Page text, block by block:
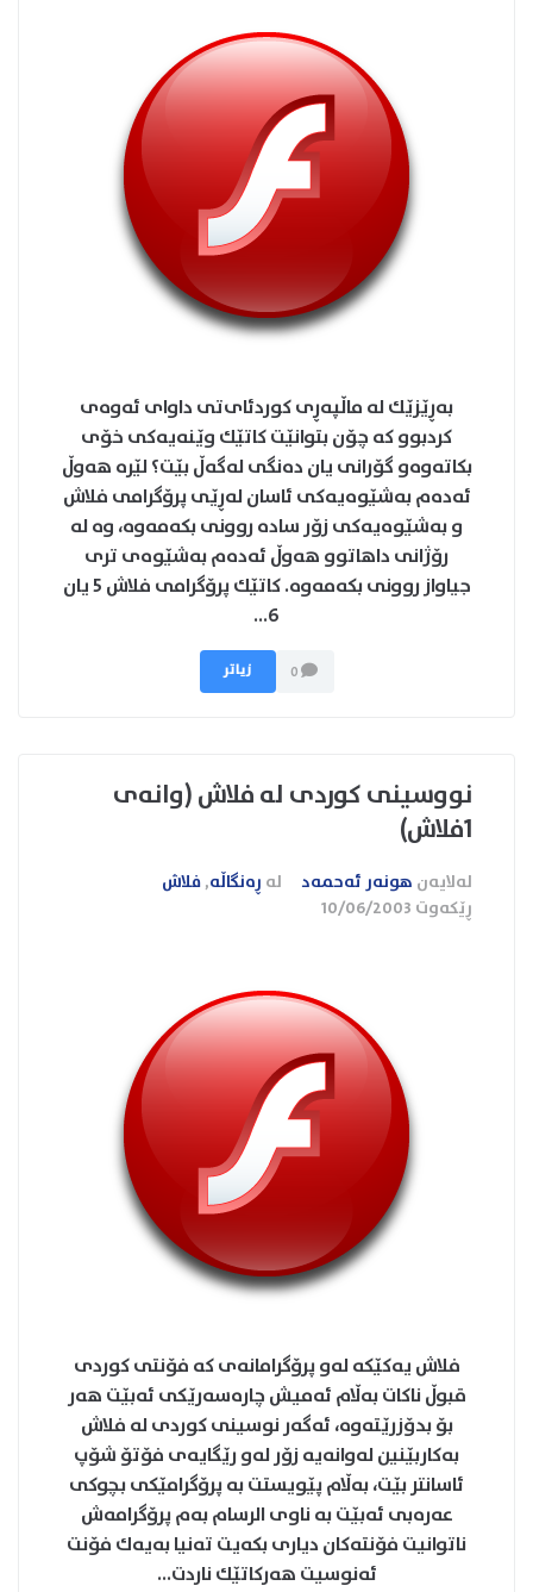
به‌ڕێزێك له ماڵپه‌ڕی كوردئای‌تی داوای ئه‌وه‌ی
كردبوو كه‌ چۆن بتوانێت كاتێك وێنه‌یه‌كی خۆی
بكاته‌وه‌و گۆرانی یان ده‌نگی له‌گه‌ڵ بێت؟ لێره‌ هه‌وڵ
ئه‌ده‌م به‌شێوه‌یه‌كی ئاسان له‌ڕێی پرۆگرامی فلاش
و به‌شێوه‌یه‌كی زۆر ساده روونی بكه‌مه‌وه، وه له‌
رۆژانی داهاتوو هه‌و‌ڵ ئه‌ده‌م به‌شێوه‌ی تری
جیاواز روونی بكه‌مه‌وه. كاتێك پرۆگرامی فلاش 5 یان
6...
زیاتر
نووسینی كوردی له‌ فلاش (وانه‌ی
1فلاش)
لەلایەن هونەر ئەحمەد لە ڕەنگاڵە,فلاش
ڕێکەوت 10/06/2003
فلاش یه‌كێكه‌ له‌و پرۆگرامانه‌ی كه فۆنتی كوردی
قبوڵ ناكات به‌ڵام ئه‌میش چاره‌سه‌رێكی ئه‌بێت هه‌ر
بۆ بدۆزرێته‌وه، ئه‌گه‌ر نوسینی كوردی له‌ فلاش
به‌كاربێنین له‌وانه‌یه‌ زۆر له‌و رێگایه‌ی فۆتۆ شۆپ
ئاسانتر بێت، به‌ڵام پێویستت به پرۆگرامێكی بچوكی
عه‌ره‌بی ئه‌بێت به ناوی الرسام به‌م پرۆگرامه‌ش
ناتوانیت فۆنته‌كان دیاری بكه‌یت ته‌نیا به‌یه‌ك فۆنت
ئه‌نوسیت هه‌ركاتێك ناردت...